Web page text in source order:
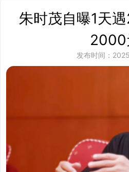
朱时茂自曝1天
2000
发布时间：